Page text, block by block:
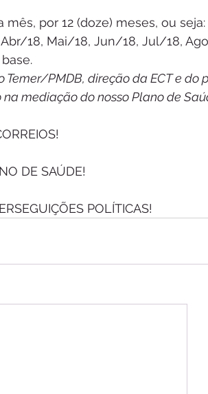
mês, por 12 (doze) meses, ou
18, Mai/18, Jun/18, Jul/18,
PMDB, direção da ECT e do
mediação do nosso Plano de
DE SAÚDE!
POLÍTICAS!